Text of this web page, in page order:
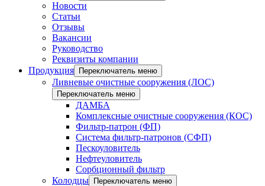
Новости
Статьи
Отзывы
Вакансии
Руководство
Реквизиты компании
Продукция
Переключатель меню
Ливневые очистные сооружения (ЛОС)
Переключатель меню
ДАМБА
Комплексные очистные сооружения (КОС)
Фильтр-патрон (ФП)
Система фильтр-патронов (СФП)
Пескоуловитель
Нефтеуловитель
Сорбционный фильтр
Колодцы
Переключатель меню